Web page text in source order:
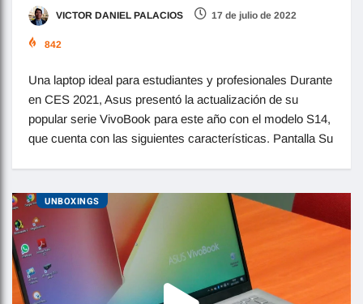
VICTOR DANIEL PALACIOS 17 de julio de 2022
842
Una laptop ideal para estudiantes y profesionales Durante
en CES 2021, Asus presentó la actualización de su
popular serie VivoBook para este año con el modelo S14,
que cuenta con las siguientes características. Pantalla Su
UNBOXINGS